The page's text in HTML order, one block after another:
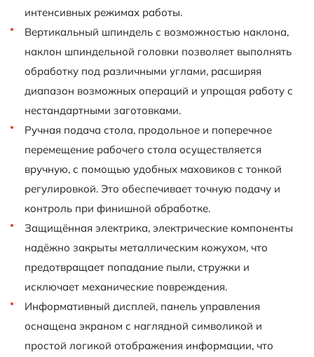
интенсивных режимах работы.
Вертикальный шпиндель с возможностью наклона,
наклон шпиндельной головки позволяет выполнять
обработку под различными углами, расширяя
диапазон возможных операций и упрощая работу с
нестандартными заготовками.
Ручная подача стола, продольное и поперечное
перемещение рабочего стола осуществляется
вручную, с помощью удобных маховиков с тонкой
регулировкой. Это обеспечивает точную подачу и
контроль при финишной обработке.
Защищённая электрика, электрические компоненты
надёжно закрыты металлическим кожухом, что
предотвращает попадание пыли, стружки и
исключает механические повреждения.
Информативный дисплей, панель управления
оснащена экраном с наглядной символикой и
простой логикой отображения информации, что